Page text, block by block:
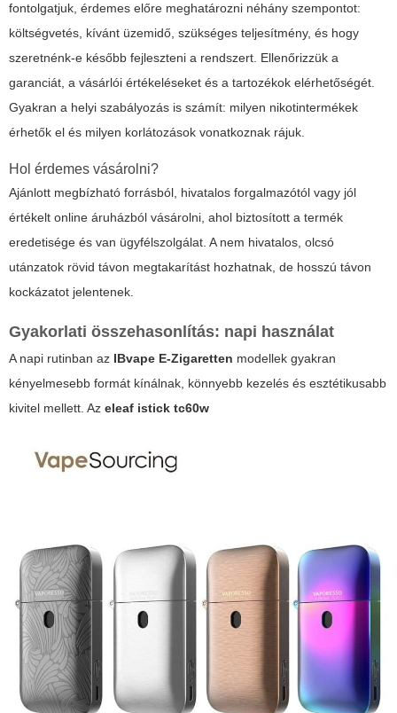
fontolgatjuk, érdemes előre meghatározni néhány szempontot:
költségvetés, kívánt üzemidő, szükséges teljesítmény, és hogy
szeretnénk-e később fejleszteni a rendszert. Ellenőrizzük a
garanciát, a vásárlói értékeléseket és a tartozékok elérhetőségét.
Gyakran a helyi szabályozás is számít: milyen nikotintermékek
érhetők el és milyen korlátozások vonatkoznak rájuk.
Hol érdemes vásárolni?
Ajánlott megbízható forrásból, hivatalos forgalmazótól vagy jól
értékelt online áruházból vásárolni, ahol biztosított a termék
eredetisége és van ügyfélszolgálat. A nem hivatalos, olcsó
utánzatok rövid távon megtakarítást hozhatnak, de hosszú távon
kockázatot jelentenek.
Gyakorlati összehasonlítás: napi használat
A napi rutinban az IBvape E-Zigaretten modellek gyakran
kényelmesebb formát kínálnak, könnyebb kezelés és esztétikusabb
kivitel mellett. Az eleaf istick tc60w